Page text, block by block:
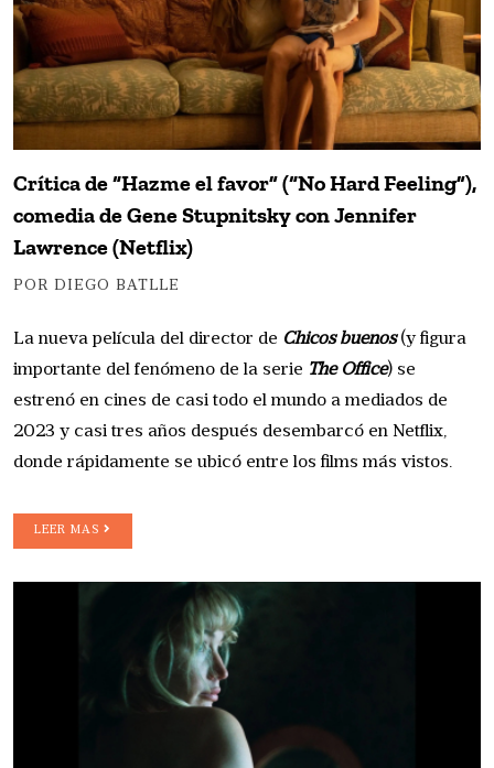
Crítica de “Hazme el favor” (“No Hard Feeling”),
comedia de Gene Stupnitsky con Jennifer
Lawrence (Netflix)
POR DIEGO BATLLE
La nueva película del director de Chicos buenos(y figura
importante del fenómeno de la serie The Office) se
estrenó en cines de casi todo el mundo a mediados de
2023 y casi tres años después desembarcó en Netflix,
donde rápidamente se ubicó entre los films más vistos.
LEER MAS